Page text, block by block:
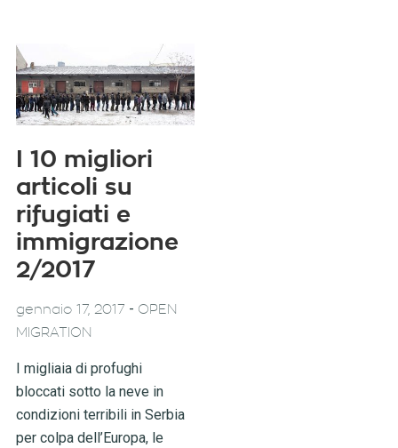
I 10 migliori
articoli su
rifugiati e
immigrazione
2/2017
gennaio 17, 2017 - OPEN
MIGRATION
I migliaia di profughi
bloccati sotto la neve in
condizioni terribili in Serbia
per colpa dell’Europa, le